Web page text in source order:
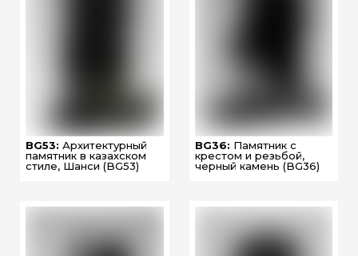
BG53: Архитектурный
памятник в казахском
стиле, Шанси (BG53)
BG36: Памятник с
крестом и резьбой,
черный камень (BG36)